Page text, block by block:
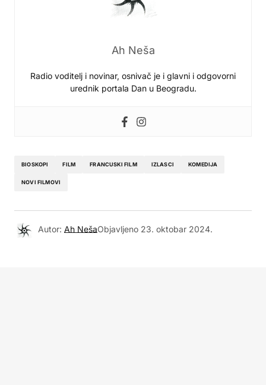
Ah Neša
Radio voditelj i novinar, osnivač je i glavni i odgovorni
urednik portala Dan u Beogradu.
BIOSKOPI FILM FRANCUSKI FILM IZLASCI KOMEDIJA
NOVI FILMOVI
Autor: Ah NešaObjavljeno 23. oktobar 2024.